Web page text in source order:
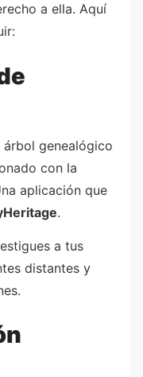
a ella. Aquí
genealógico
con la
aplicación que
.
a tus
distantes y